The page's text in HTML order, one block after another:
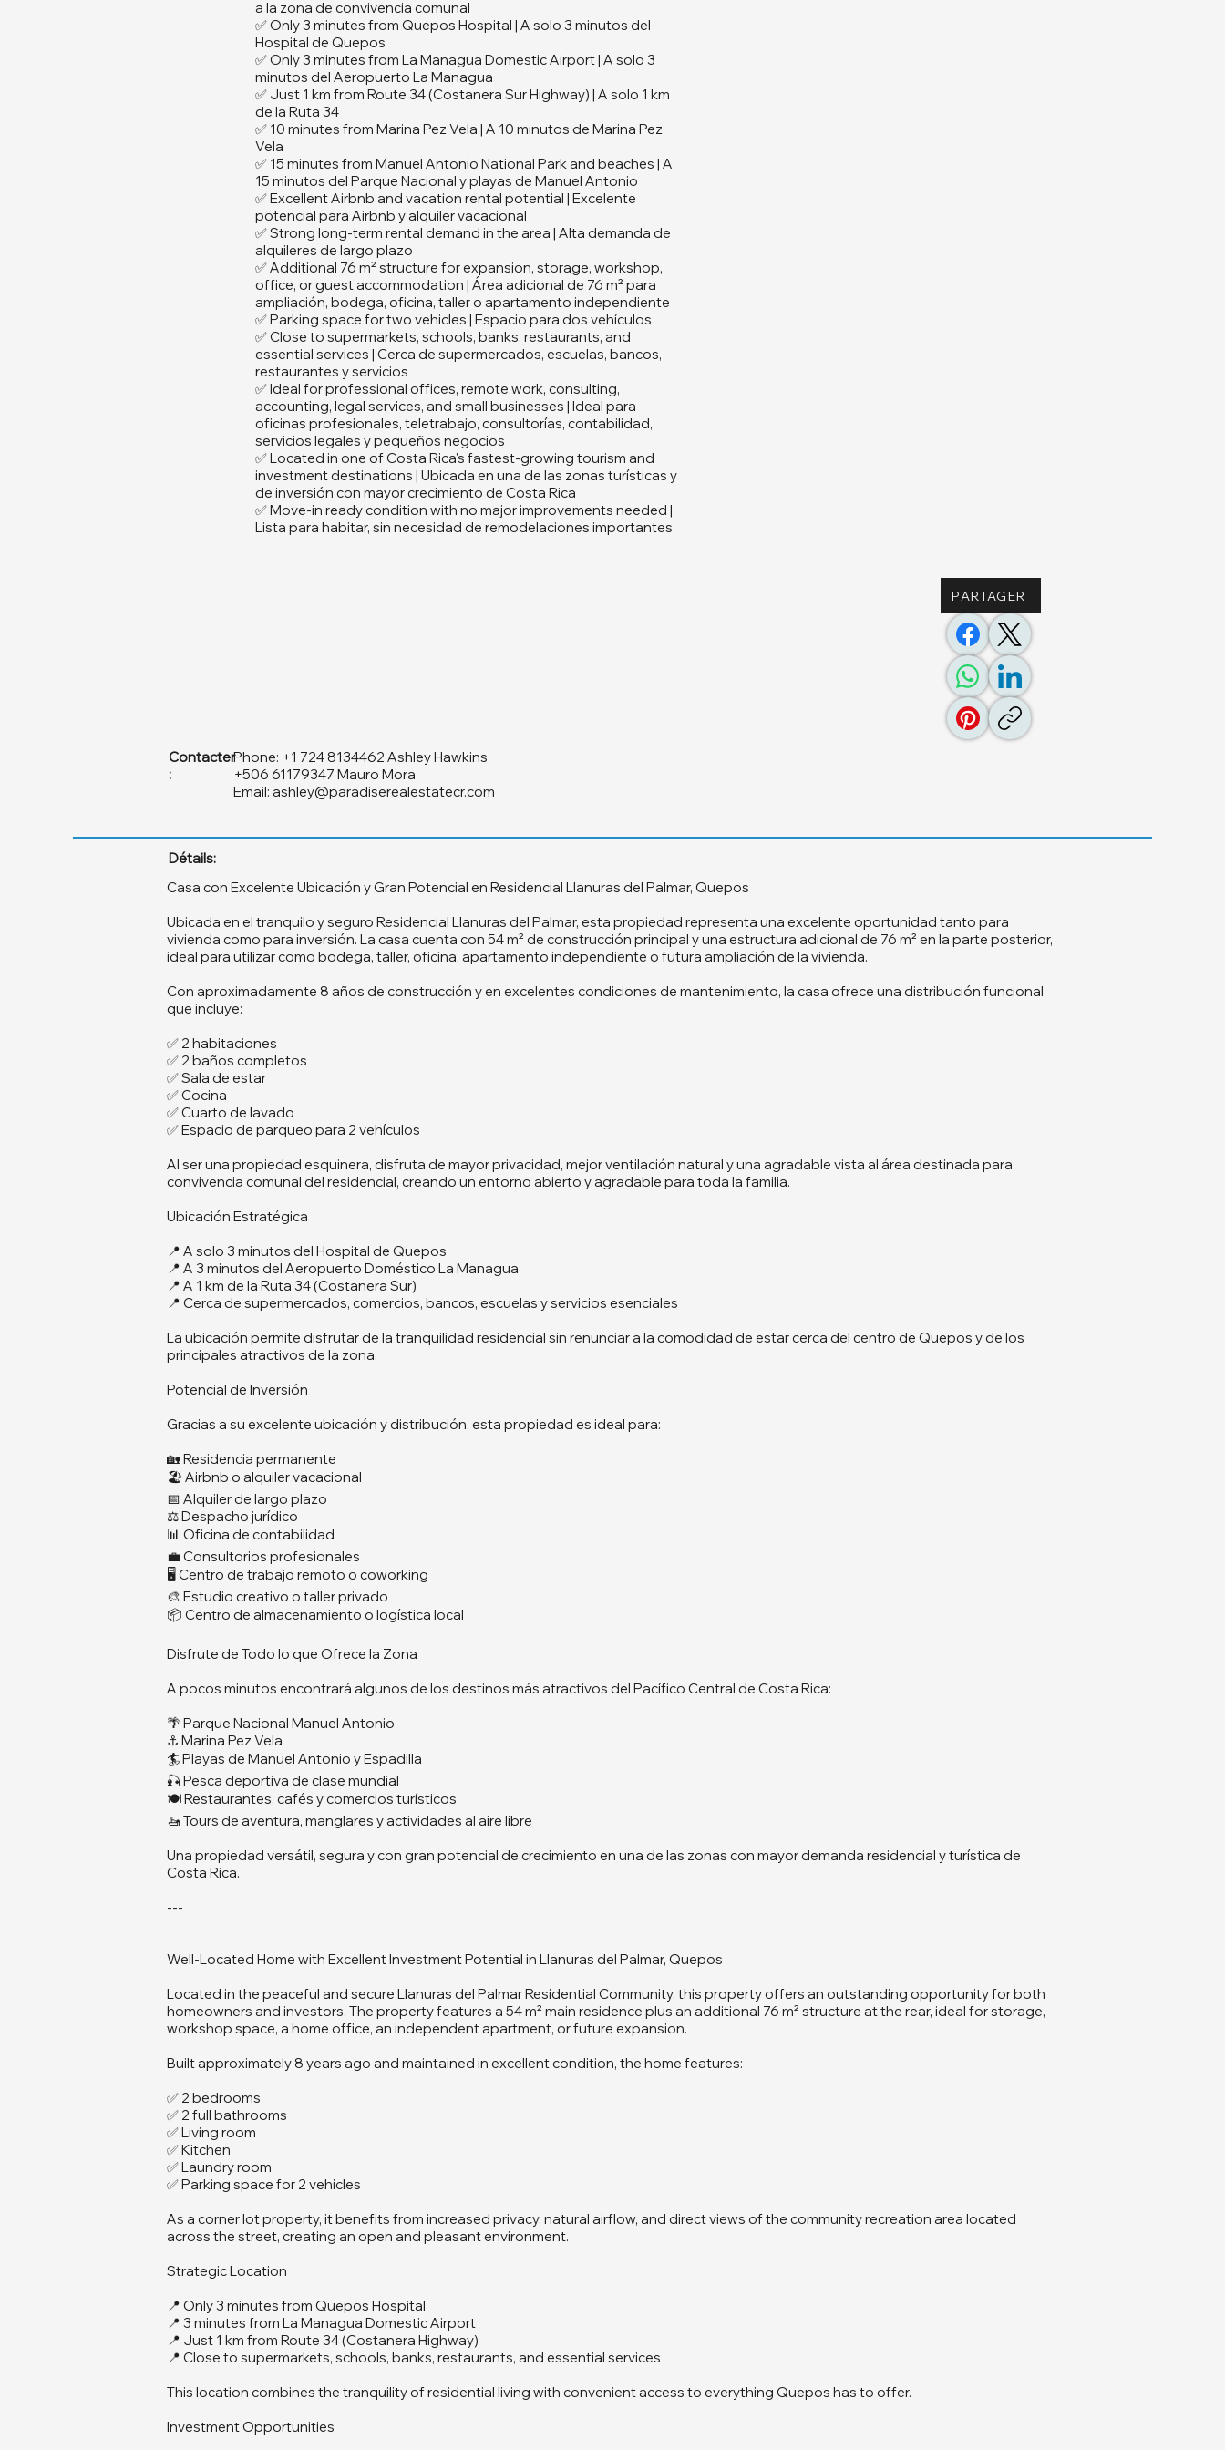
a la zona de convivencia comunal
✅ Only 3 minutes from Quepos Hospital | A solo 3 minutos del
Hospital de Quepos
✅ Only 3 minutes from La Managua Domestic Airport | A solo 3
minutos del Aeropuerto La Managua
✅ Just 1 km from Route 34 (Costanera Sur Highway) | A solo 1 km
de la Ruta 34
✅ 10 minutes from Marina Pez Vela | A 10 minutos de Marina Pez
Vela
✅ 15 minutes from Manuel Antonio National Park and beaches | A
15 minutos del Parque Nacional y playas de Manuel Antonio
✅ Excellent Airbnb and vacation rental potential | Excelente
potencial para Airbnb y alquiler vacacional
✅ Strong long-term rental demand in the area | Alta demanda de
alquileres de largo plazo
✅ Additional 76 m² structure for expansion, storage, workshop,
office, or guest accommodation | Área adicional de 76 m² para
ampliación, bodega, oficina, taller o apartamento independiente
✅ Parking space for two vehicles | Espacio para dos vehículos
✅ Close to supermarkets, schools, banks, restaurants, and
essential services | Cerca de supermercados, escuelas, bancos,
restaurantes y servicios
✅ Ideal for professional offices, remote work, consulting,
accounting, legal services, and small businesses | Ideal para
oficinas profesionales, teletrabajo, consultorías, contabilidad,
servicios legales y pequeños negocios
✅ Located in one of Costa Rica's fastest-growing tourism and
investment destinations | Ubicada en una de las zonas turísticas y
de inversión con mayor crecimiento de Costa Rica
✅ Move-in ready condition with no major improvements needed |
Lista para habitar, sin necesidad de remodelaciones importantes
PARTAGER
Contacter
:
Phone: +1 724 8134462 Ashley Hawkins
+506 61179347 Mauro Mora
Email: ashley@paradiserealestatecr.com
Détails:
Casa con Excelente Ubicación y Gran Potencial en Residencial Llanuras del Palmar, Quepos
Ubicada en el tranquilo y seguro Residencial Llanuras del Palmar, esta propiedad representa una excelente oportunidad tanto para
vivienda como para inversión. La casa cuenta con 54 m² de construcción principal y una estructura adicional de 76 m² en la parte posterior,
ideal para utilizar como bodega, taller, oficina, apartamento independiente o futura ampliación de la vivienda.
Con aproximadamente 8 años de construcción y en excelentes condiciones de mantenimiento, la casa ofrece una distribución funcional
que incluye:
✅ 2 habitaciones
✅ 2 baños completos
✅ Sala de estar
✅ Cocina
✅ Cuarto de lavado
✅ Espacio de parqueo para 2 vehículos
Al ser una propiedad esquinera, disfruta de mayor privacidad, mejor ventilación natural y una agradable vista al área destinada para
convivencia comunal del residencial, creando un entorno abierto y agradable para toda la familia.
Ubicación Estratégica
📍 A solo 3 minutos del Hospital de Quepos
📍 A 3 minutos del Aeropuerto Doméstico La Managua
📍 A 1 km de la Ruta 34 (Costanera Sur)
📍 Cerca de supermercados, comercios, bancos, escuelas y servicios esenciales
La ubicación permite disfrutar de la tranquilidad residencial sin renunciar a la comodidad de estar cerca del centro de Quepos y de los
principales atractivos de la zona.
Potencial de Inversión
Gracias a su excelente ubicación y distribución, esta propiedad es ideal para:
🏡 Residencia permanente
🏖️ Airbnb o alquiler vacacional
📅 Alquiler de largo plazo
⚖️ Despacho jurídico
📊 Oficina de contabilidad
💼 Consultorios profesionales
🖥️ Centro de trabajo remoto o coworking
🎨 Estudio creativo o taller privado
📦 Centro de almacenamiento o logística local
Disfrute de Todo lo que Ofrece la Zona
A pocos minutos encontrará algunos de los destinos más atractivos del Pacífico Central de Costa Rica:
🌴 Parque Nacional Manuel Antonio
⚓ Marina Pez Vela
🏄 Playas de Manuel Antonio y Espadilla
🎣 Pesca deportiva de clase mundial
🍽️ Restaurantes, cafés y comercios turísticos
🚤 Tours de aventura, manglares y actividades al aire libre
Una propiedad versátil, segura y con gran potencial de crecimiento en una de las zonas con mayor demanda residencial y turística de
Costa Rica.
---
Well-Located Home with Excellent Investment Potential in Llanuras del Palmar, Quepos
Located in the peaceful and secure Llanuras del Palmar Residential Community, this property offers an outstanding opportunity for both
homeowners and investors. The property features a 54 m² main residence plus an additional 76 m² structure at the rear, ideal for storage,
workshop space, a home office, an independent apartment, or future expansion.
Built approximately 8 years ago and maintained in excellent condition, the home features:
✅ 2 bedrooms
✅ 2 full bathrooms
✅ Living room
✅ Kitchen
✅ Laundry room
✅ Parking space for 2 vehicles
As a corner lot property, it benefits from increased privacy, natural airflow, and direct views of the community recreation area located
across the street, creating an open and pleasant environment.
Strategic Location
📍 Only 3 minutes from Quepos Hospital
📍 3 minutes from La Managua Domestic Airport
📍 Just 1 km from Route 34 (Costanera Highway)
📍 Close to supermarkets, schools, banks, restaurants, and essential services
This location combines the tranquility of residential living with convenient access to everything Quepos has to offer.
Investment Opportunities